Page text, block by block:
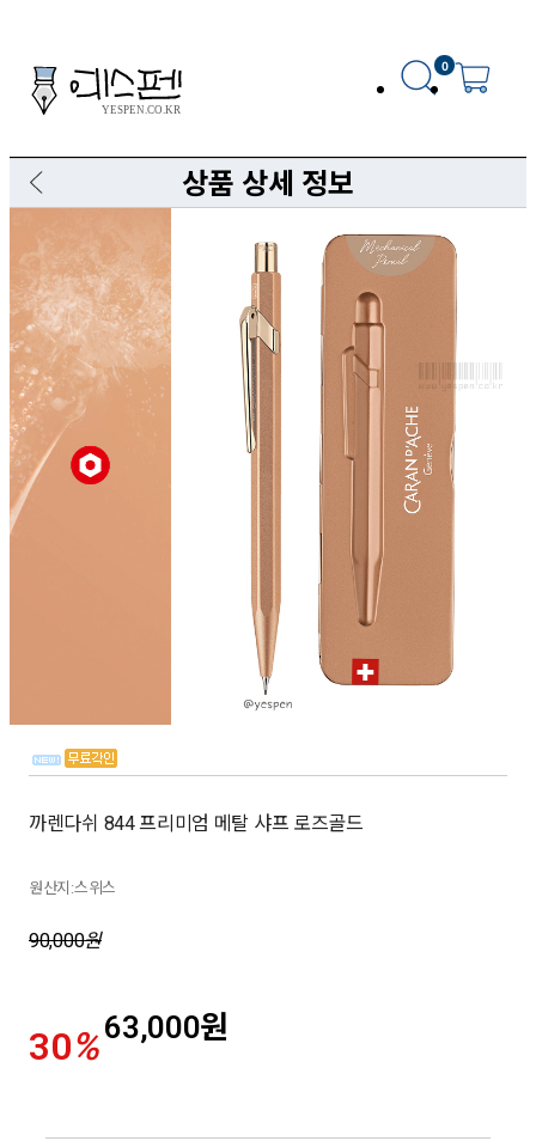
0
상품 상세 정보
까렌다쉬 844 프리미엄 메탈 샤프 로즈골드
원산지:스위스
90,000원
30%63,000원